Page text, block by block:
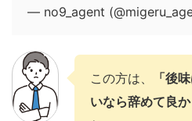
— no9_agent
この方は、
「後
いなら辞めて良か